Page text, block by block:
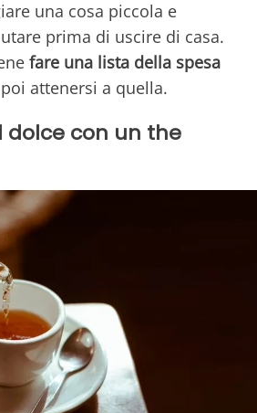
una cosa piccola e
prima di uscire di casa.
fare una lista della spesa
attenersi a quella.
dolce con un the